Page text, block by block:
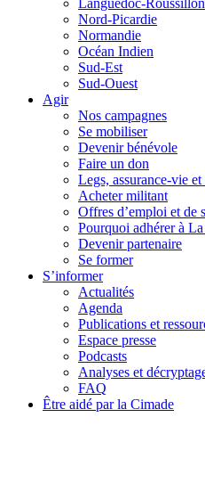
Languedoc-Roussillon
Nord-Picardie
Normandie
Océan Indien
Sud-Est
Sud-Ouest
Agir
Nos campagnes
Se mobiliser
Devenir bénévole
Faire un don
Legs, assurance-vie
Acheter militant
Offres d’emploi et de
Pourquoi adhérer à
Devenir partenaire
Se former
S’informer
Actualités
Agenda
Publications et
Espace presse
Podcasts
Analyses et
FAQ
Être aidé par la Cimade